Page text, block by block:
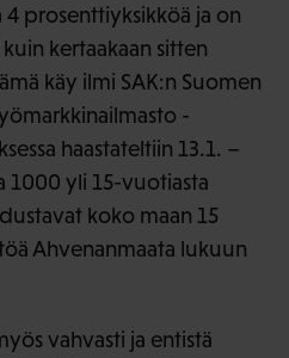
4 prosenttiyksikköä ja on
kertaakaan sitten
käy ilmi SAK:n Suomen
-
haastateltiin 13.1. –
1000 yli 15-vuotiasta
koko maan 15
Ahvenanmaata lukuun
vahvasti ja entistä